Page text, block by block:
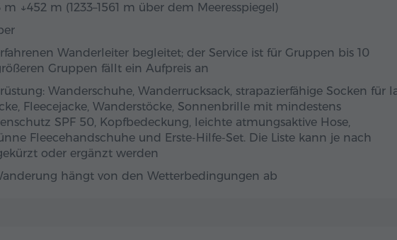
↓452 m (1233–1561 m über dem Meeresspiegel)
Wanderleiter begleitet; der Service ist für Gruppen bis 10
Gruppen fällt ein Aufpreis an
Wanderschuhe, Wanderrucksack, strapazierfähige Socken für
Fleecejacke, Wanderstöcke, Sonnenbrille mit mindestens
SPF 50, Kopfbedeckung, leichte atmungsaktive Hose,
Fleecehandschuhe und Erste-Hilfe-Set. Die Liste kann je nach
oder ergänzt werden
hängt von den Wetterbedingungen ab